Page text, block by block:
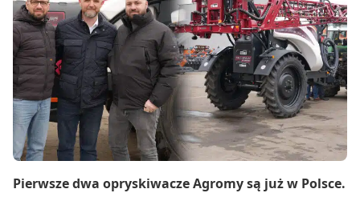
Pierwsze dwa opryskiwacze Agromy są już w Polsce.